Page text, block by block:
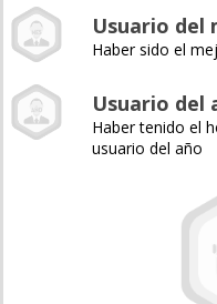
Usuario del
Haber sido el
Usuario del
Haber tenido el
usuario del año